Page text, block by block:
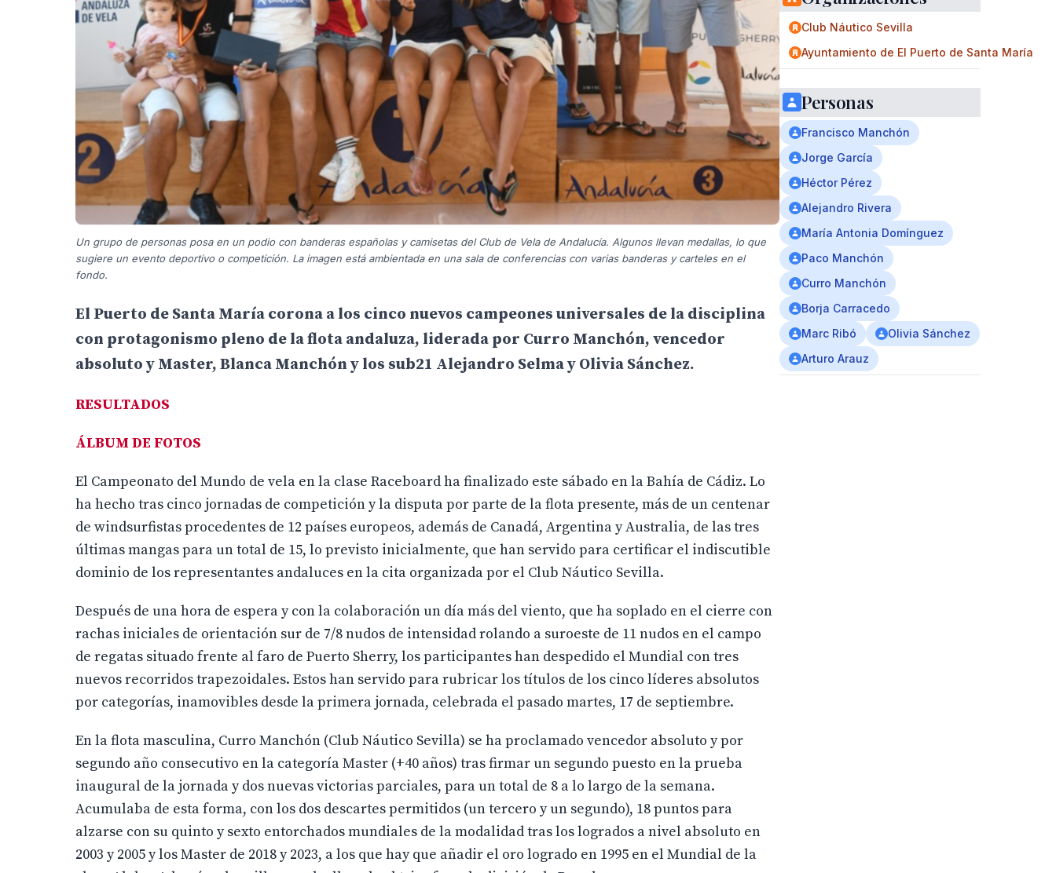
Un grupo de personas posa en un podio con banderas españolas y camisetas del Club de Vela de Andalucía. Algunos llevan medallas, lo que
sugiere un evento deportivo o competición. La imagen está ambientada en una sala de conferencias con varias banderas y carteles en el
fondo.
El Puerto de Santa María corona a los cinco nuevos campeones universales de la disciplina
con protagonismo pleno de la flota andaluza, liderada por Curro Manchón, vencedor
absoluto y Master, Blanca Manchón y los sub21 Alejandro Selma y Olivia Sánchez.
RESULTADOS
ÁLBUM DE FOTOS
El Campeonato del Mundo de vela en la clase Raceboard ha finalizado este sábado en la Bahía de Cádiz. Lo
ha hecho tras cinco jornadas de competición y la disputa por parte de la flota presente, más de un centenar
de windsurfistas procedentes de 12 países europeos, además de Canadá, Argentina y Australia, de las tres
últimas mangas para un total de 15, lo previsto inicialmente, que han servido para certificar el indiscutible
dominio de los representantes andaluces en la cita organizada por el Club Náutico Sevilla.
Después de una hora de espera y con la colaboración un día más del viento, que ha soplado en el cierre con
rachas iniciales de orientación sur de 7/8 nudos de intensidad rolando a suroeste de 11 nudos en el campo
de regatas situado frente al faro de Puerto Sherry, los participantes han despedido el Mundial con tres
nuevos recorridos trapezoidales. Estos han servido para rubricar los títulos de los cinco líderes absolutos
por categorías, inamovibles desde la primera jornada, celebrada el pasado martes, 17 de septiembre.
En la flota masculina, Curro Manchón (Club Náutico Sevilla) se ha proclamado vencedor absoluto y por
segundo año consecutivo en la categoría Master (+40 años) tras firmar un segundo puesto en la prueba
inaugural de la jornada y dos nuevas victorias parciales, para un total de 8 a lo largo de la semana.
Acumulaba de esta forma, con los dos descartes permitidos (un tercero y un segundo), 18 puntos para
alzarse con su quinto y sexto entorchados mundiales de la modalidad tras los logrados a nivel absoluto en
2003 y 2005 y los Master de 2018 y 2023, a los que hay que añadir el oro logrado en 1995 en el Mundial de la
Club Náutico Sevilla
Ayuntamiento de El Puerto de Santa María
Personas
Francisco Manchón
Jorge García
Héctor Pérez
Alejandro Rivera
María Antonia Domínguez
Paco Manchón
Curro Manchón
Borja Carracedo
Marc Ribó
Olivia Sánchez
Arturo Arauz